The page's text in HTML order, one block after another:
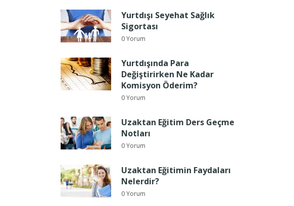
Yurtdışı Seyehat Sağlık
Sigortası
0 Yorum
Yurtdışında Para
Değiştirirken Ne Kadar
Komisyon Öderim?
0 Yorum
Uzaktan Eğitim Ders Geçme
Notları
0 Yorum
Uzaktan Eğitimin Faydaları
Nelerdir?
0 Yorum